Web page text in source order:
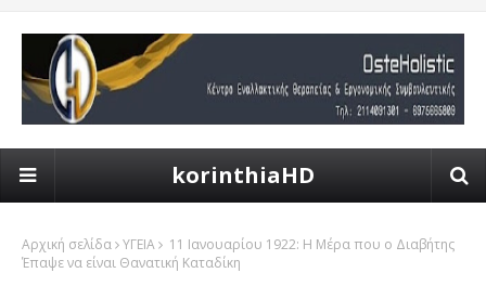
korinthiaHD
Αρχική σελίδα ΥΓΕΙΑ
11 Ιανουαρίου 1922: Η Μέρα που ο Διαβήτης
Έπαψε να είναι Θανατική Καταδίκη